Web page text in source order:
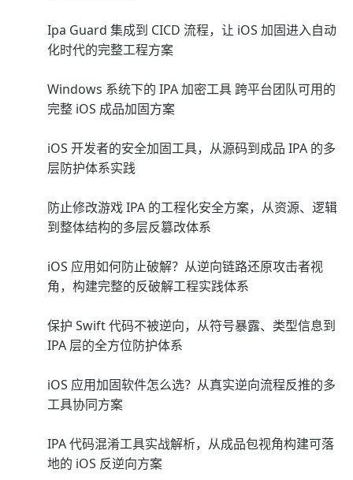
Ipa Guard 集成到 CICD 流程，让 iOS 加固进入自动
化时代的完整工程方案
Windows 系统下的 IPA 加密工具 跨平台团队可用的
完整 iOS 成品加固方案
iOS 开发者的安全加固工具，从源码到成品 IPA 的多
层防护体系实践
防止修改游戏 IPA 的工程化安全方案，从资源、逻辑
到整体结构的多层反篡改体系
iOS 应用如何防止破解？从逆向链路还原攻击者视
角，构建完整的反破解工程实践体系
保护 Swift 代码不被逆向，从符号暴露、类型信息到
IPA 层的全方位防护体系
iOS 应用加固软件怎么选？从真实逆向流程反推的多
工具协同方案
IPA 代码混淆工具实战解析，从成品包视角构建可落
地的 iOS 反逆向方案